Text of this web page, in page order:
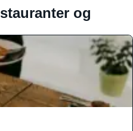
og